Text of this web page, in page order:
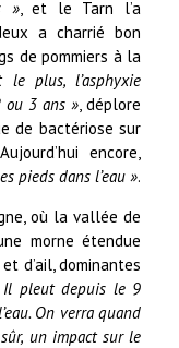
», et le Tarn l’a
a charrié bon
de pommiers à la
le plus, l’asphyxie
ou 3 ans », déplore
de bactériose sur
encore,
pieds dans l’eau ».
où la vallée de
morne étendue
d’ail, dominantes
pleut depuis le 9
On verra quand
un impact sur le